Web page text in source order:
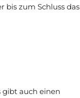
zum Schluss das
auch einen